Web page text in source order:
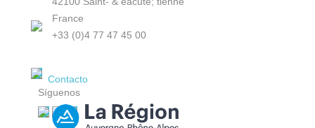
France
+33 (0)4 77 47 45 00
Contacto
Síguenos